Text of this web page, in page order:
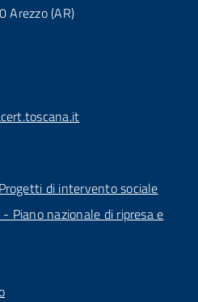
Arezzo (AR)
di intervento sociale
Piano nazionale di ripresa e